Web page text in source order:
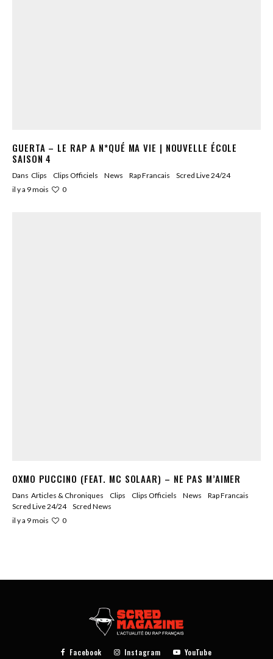
GUERTA – LE RAP A N*QUÉ MA VIE | NOUVELLE ÉCOLE
SAISON 4
Dans Clips Clips Officiels News Rap Francais
Scred Live 24/24
il y a 9 mois
0
OXMO PUCCINO (FEAT. MC SOLAAR) – NE PAS M’AIMER
Dans Articles & Chroniques Clips Clips Officiels News
Rap Francais
Scred Live 24/24
Scred News
il y a 9 mois
0
Facebook Instagram YouTube